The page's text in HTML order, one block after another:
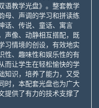
语教学光盘》。整套教学
母、声调的学习和拼读练
话、传说、童话、寓言
声像、动静相互搭配，既
习情境的创设，有效地实
性、趣味性和娱乐性的有
而让学生在轻松愉快的学
知识，培养了能力，又受
时，本配套光盘也为广大
提供了有力的技术支撑了